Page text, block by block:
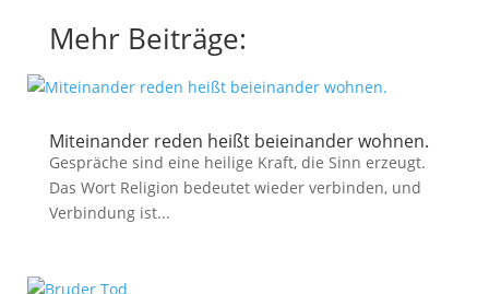
Mehr Beiträge:
Miteinander reden heißt beieinander wohnen.
Gespräche sind eine heilige Kraft, die Sinn erzeugt.
Das Wort Religion bedeutet wieder verbinden, und
Verbindung ist...